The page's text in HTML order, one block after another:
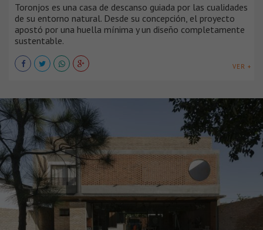
Toronjos es una casa de descanso guiada por las cualidades
de su entorno natural. Desde su concepción, el proyecto
apostó por una huella mínima y un diseño completamente
sustentable.
VER +